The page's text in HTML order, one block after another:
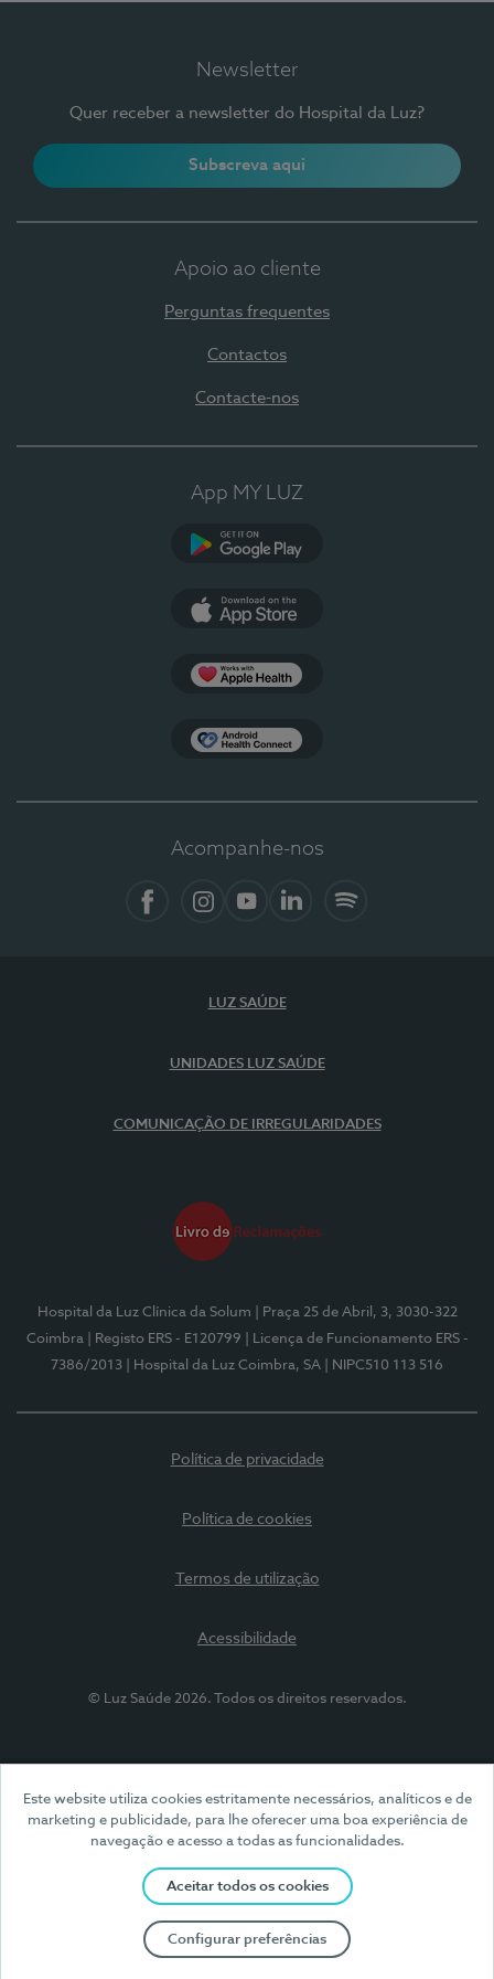
Este website utiliza cookies estritamente necessários, analíticos e de
marketing e publicidade, para lhe oferecer uma boa experiência de
navegação e acesso a todas as funcionalidades.
Aceitar todos os cookies
Configurar preferências
Newsletter
Quer receber a newsletter do Hospital da Luz?
Subscreva aqui
Apoio ao cliente
Perguntas frequentes
Contactos
Contacte-nos
App MY LUZ
Acompanhe-nos
LUZ SAÚDE
UNIDADES LUZ SAÚDE
COMUNICAÇÃO DE IRREGULARIDADES
Hospital da Luz Clínica da Solum
| Praça 25 de Abril, 3, 3030-322
Coimbra
| Registo ERS - E120799
| Licença de Funcionamento ERS -
7386/2013
| Hospital da Luz Coimbra, SA | NIPC510 113 516
Política de privacidade
Política de cookies
Termos de utilização
Acessibilidade
© Luz Saúde 2026. Todos os direitos reservados.